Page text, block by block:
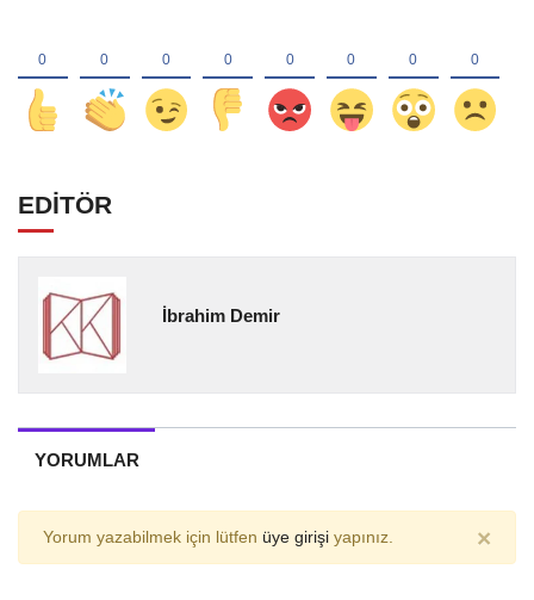
EDİTÖR
İbrahim Demir
YORUMLAR
Yorum yazabilmek için lütfen üye girişi yapınız. ×